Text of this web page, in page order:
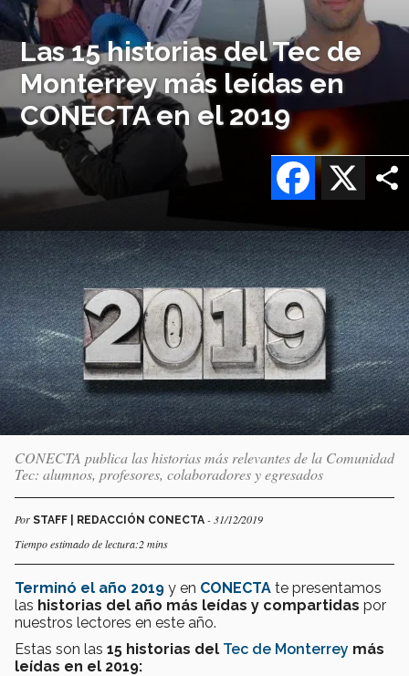
Las 15 historias del Tec de
Monterrey más leídas en
CONECTA en el 2019
X
Facebook
Imagen
o
logo
CONECTA publica las historias más relevantes de la Comunidad
Tec: alumnos, profesores, colaboradores y egresados
Por STAFF | REDACCIÓN CONECTA - 31/12/2019
Tiempo estimado de lectura:2 mins
Terminó el año 2019 y en CONECTA te presentamos
las historias del año más leídas y compartidas por
nuestros lectores en este año.
Estas son las 15 historias del Tec de Monterrey más
leídas en el 2019: